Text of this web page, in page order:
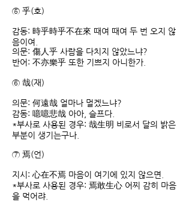
⑤ 乎(호)
감동: 時乎時乎不在來 때여 때여 두 번 오지 않
음이여.
의문: 傷人乎 사람을 다치지 않았느냐?
반어: 不亦樂乎 또한 기쁘지 아니한가.
⑥ 哉(재)
의문: 何遠哉 얼마나 멀겠느냐?
감동: 噫噫悲哉 아아, 슬프다.
*부사로 사용된 경우: 哉生明 비로서 달의 밝은
부분이 생기는구나.
⑦ 焉(언)
지시: 心在不焉 마음이 여기에 있지 않으면.
*부사로 사용된 경우: 焉敢生心 어찌 감히 마음
을 먹어랴.